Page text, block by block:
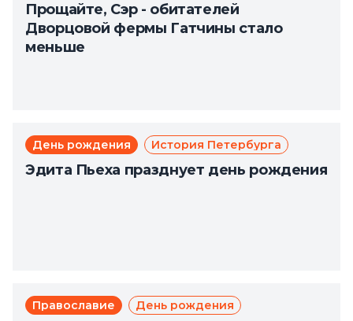
Прощайте, Сэр - обитателей
Дворцовой фермы Гатчины стало
меньше
День рождения История Петербурга
Эдита Пьеха празднует день рождения
Православие День рождения